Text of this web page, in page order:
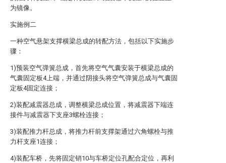
为镜像。
实施例二
一种空气悬架支撑横梁总成的转配方法，包括以下实施步
骤：
1)预装空气弹簧总成，首先将空气气囊安装于横梁总成的
气囊固定板4上端，并通过阴接头将空气弹簧总成与气囊固
定板4固定连接；
2)装配减震器总成，调整横梁总成位置，将减震器下端连
接件与减震器下支座3螺栓连接；
3)装配推力杆总成，将推力杆前支撑架通过六角螺栓与推
力杆支座1连接；
4)装配车桥，先将固定销10与车桥定位孔配合定位，再利